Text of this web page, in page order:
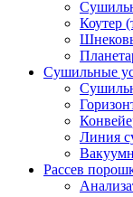
Коутер
Сушильные
Линия
Рассев